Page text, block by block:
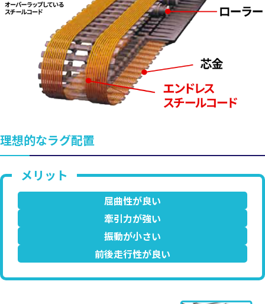
理想的なラグ配置
屈曲性が良い
牽引力が強い
振動が小さい
前後走行性が良い